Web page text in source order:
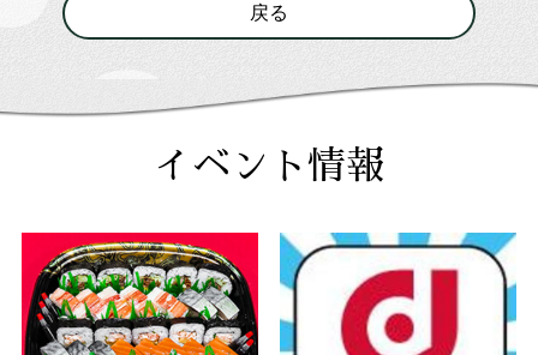
戻る
イベント情報